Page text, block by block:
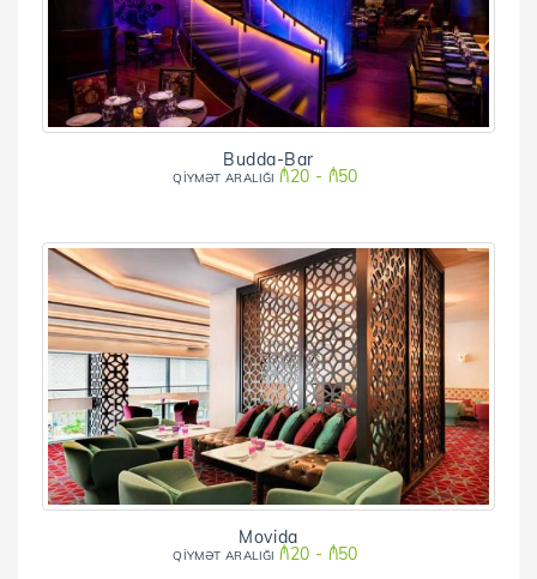
Budda-Bar
QİYMƏT ARALIĞI₼20 - ₼50
Movida
QİYMƏT ARALIĞI₼20 - ₼50